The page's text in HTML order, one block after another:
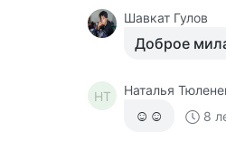
Шавкат Гулов
Доброе
НТ Наталья
☺☺ 8